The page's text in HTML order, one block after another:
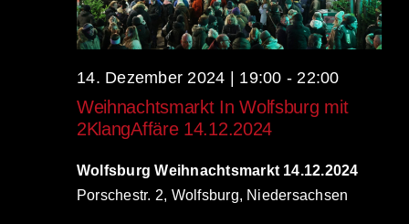
14. Dezember 2024 | 19:00 - 22:00
Weihnachtsmarkt In Wolfsburg mit
2KlangAffäre 14.12.2024
Wolfsburg Weihnachtsmarkt 14.12.2024
Porschestr. 2, Wolfsburg, Niedersachsen